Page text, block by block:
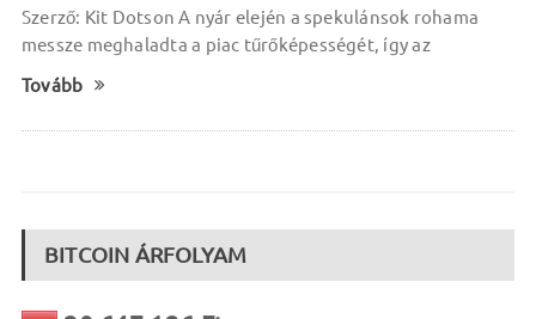
Szerző: Kit Dotson A nyár elején a spekulánsok rohama
messze meghaladta a piac tűrőképességét, így az
Tovább
BITCOIN ÁRFOLYAM